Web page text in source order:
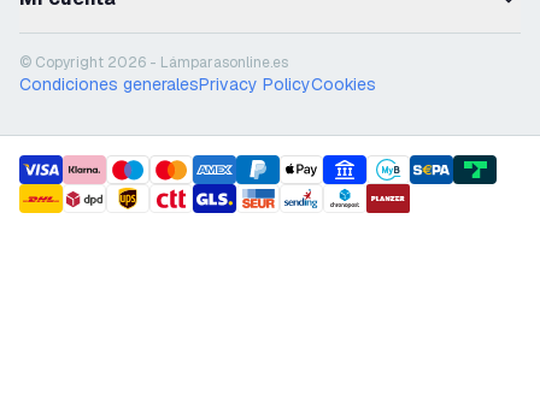
© Copyright 2026 - Lámparasonline.es
Condiciones generalesPrivacy PolicyCookies
payment methods
shipment methods